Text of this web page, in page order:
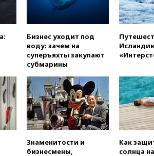
Бизнес уходит под
воду: зачем на
суперъяхты закупают
субмарины
Знаменитости и
бизнесмены,
Как
солнца